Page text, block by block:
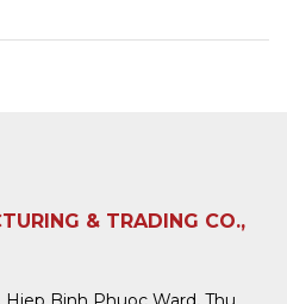
& TRADING CO.,